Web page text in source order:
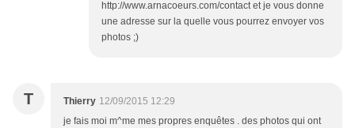
http://www.arnacoeurs.com/contact et je vous donne
une adresse sur la quelle vous pourrez envoyer vos
photos ;)
T Thierry 12/09/2015 12:29
je fais moi m^me mes propres enquêtes . des photos qui ont